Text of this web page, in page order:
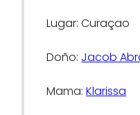
Lugar: Curaçao
Doño: Jacob
Mama:Klarissa